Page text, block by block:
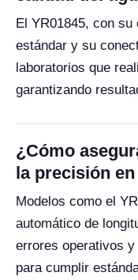
El YR01845, con
estándar y su
laboratorios que
garantizando
¿Cómo
la precisión
Modelos como el
automático de
errores operativos
para cumplir